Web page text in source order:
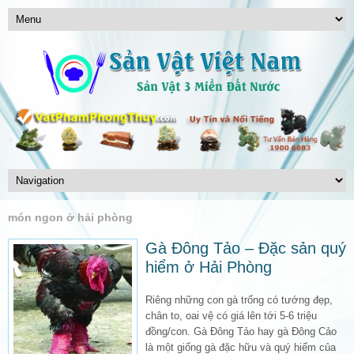
món ngon ở hải phòng
Gà Đông Tảo – Đặc sản quý
hiểm ở Hải Phòng
Riêng những con gà trống có tướng đẹp,
chân to, oai vệ có giá lên tới 5-6 triệu
đồng/con. Gà Đông Tảo hay gà Đông Cảo
là một giống gà đặc hữu và quý hiếm của